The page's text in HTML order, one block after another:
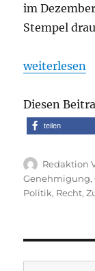
im
Stempel
„Aktion
weiterlesen
Diesen
teilen
Autor
Redaktion
Genehmigung,
Politik, Recht,